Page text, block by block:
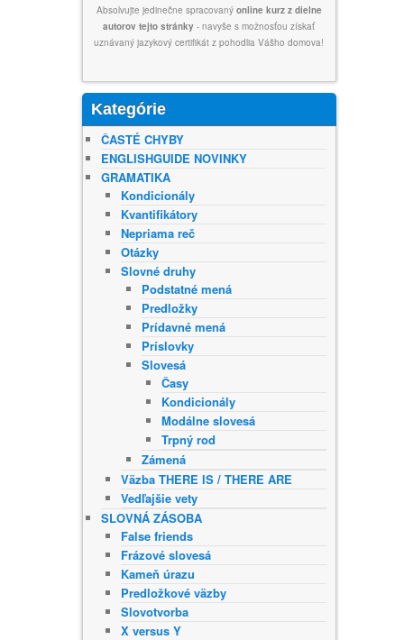
Absolvujte jedinečne spracovaný online kurz z dielne
autorov tejto stránky - navyše s možnosťou získať
uznávaný jazykový certifikát z pohodlia Vášho domova!
Kategórie
ČASTÉ CHYBY
ENGLISHGUIDE NOVINKY
GRAMATIKA
Kondicionály
Kvantifikátory
Nepriama reč
Otázky
Slovné druhy
Podstatné mená
Predložky
Prídavné mená
Príslovky
Slovesá
Časy
Kondicionály
Modálne slovesá
Trpný rod
Zámená
Väzba THERE IS / THERE ARE
Vedľajšie vety
SLOVNÁ ZÁSOBA
False friends
Frázové slovesá
Kameň úrazu
Predložkové väzby
Slovotvorba
X versus Y